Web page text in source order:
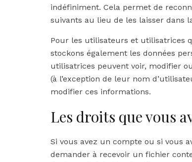
indéfiniment. Cela permet de
suivants au lieu de les laisser dans
Pour les utilisateurs et utilisatrices
stockons également les données
utilisatrices peuvent voir, modifier
(à l’exception de leur nom
modifier ces informations.
Les droits que vous
Si vous avez un compte ou si vous
demander à recevoir un fichier